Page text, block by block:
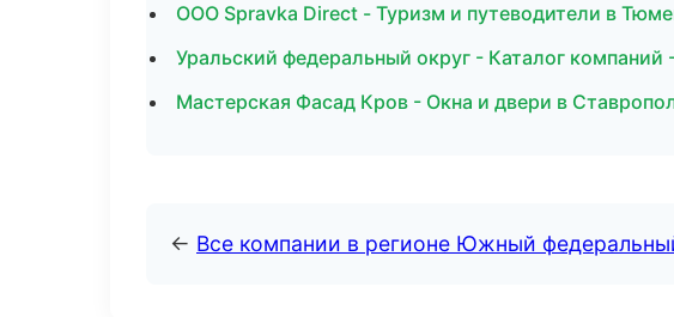
ООО Spravka Direct - Туризм и путеводители в
Уральский федеральный округ - Каталог компаний
Мастерская Фасад Кров - Окна и двери в
← Все компании в регионе Южный